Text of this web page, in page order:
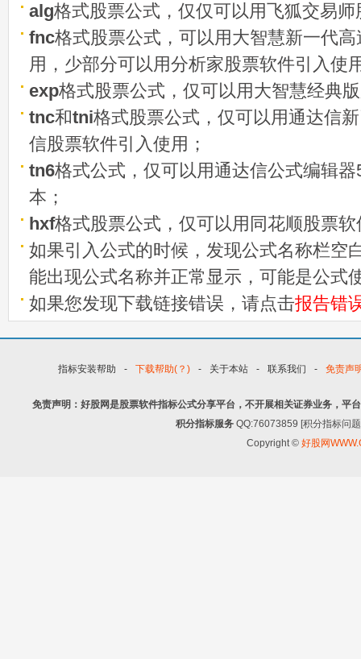
alg格式股票公式，仅仅可以用飞狐交易
fnc格式股票公式，可以用大智慧新一代
用，少部分可以用分析家股票软件引入使
exp格式股票公式，仅可以用大智慧经典
tnc和tni格式股票公式，仅可以用通达信
信股票软件引入使用；
tn6格式公式，仅可以用通达信公式编辑
本；
hxf格式股票公式，仅可以用同花顺股票
如果引入公式的时候，发现公式名称栏空
能出现公式名称并正常显示，可能是公式
如果您发现下载链接错误，请点击报告错
指标安装帮助 - 下载帮助(？) - 关于本站 - 联系我们 - 免责声
免责声明：好股网是股票软件指标公式分享平台，不开展相关证券业务，平
积分指标服务 QQ:76073859 [积分指标问
Copyright © 好股网